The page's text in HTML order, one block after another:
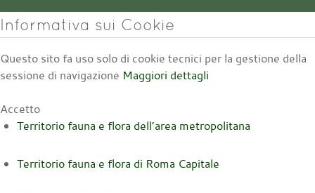
Informativa sui Cookie
Questo sito fa uso solo di cookie tecnici per la gestione della
sessione di navigazione Maggiori dettagli
Accetto
Territorio fauna e flora dell’area metropolitana
Territorio fauna e flora di Roma Capitale